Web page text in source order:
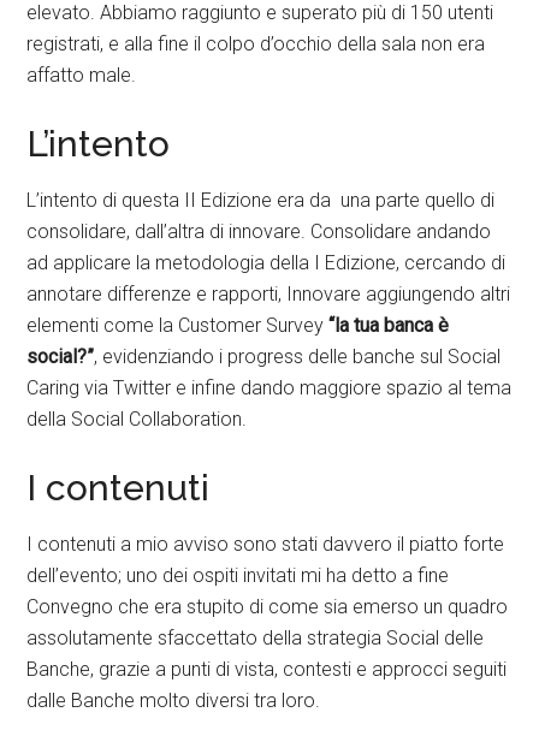
elevato. Abbiamo raggiunto e superato più di 150 utenti
registrati, e alla fine il colpo d’occhio della sala non era
affatto male.
L’intento
L’intento di questa II Edizione era da una parte quello di
consolidare, dall’altra di innovare. Consolidare andando
ad applicare la metodologia della I Edizione, cercando di
annotare differenze e rapporti, Innovare aggiungendo altri
elementi come la Customer Survey“la tua banca è
social?”, evidenziando i progress delle banche sul Social
Caring via Twitter e infine dando maggiore spazio al tema
della Social Collaboration.
I contenuti
I contenuti a mio avviso sono stati davvero il piatto forte
dell’evento; uno dei ospiti invitati mi ha detto a fine
Convegno che era stupito di come sia emerso un quadro
assolutamente sfaccettato della strategia Social delle
Banche, grazie a punti di vista, contesti e approcci seguiti
dalle Banche molto diversi tra loro.